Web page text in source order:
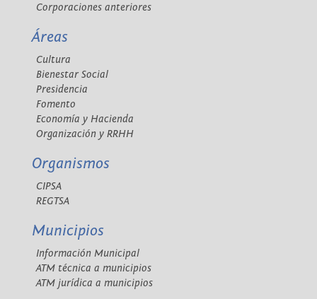
Corporaciones anteriores
Áreas
Cultura
Bienestar Social
Presidencia
Fomento
Economía y Hacienda
Organización y RRHH
Organismos
CIPSA
REGTSA
Municipios
Información Municipal
ATM técnica a municipios
ATM jurídica a municipios